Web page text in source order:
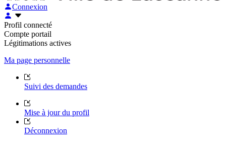
Connexion
Profil connecté
Compte portail
Légitimations actives
Ma page personnelle
Suivi des demandes
Mise à jour du profil
Déconnexion